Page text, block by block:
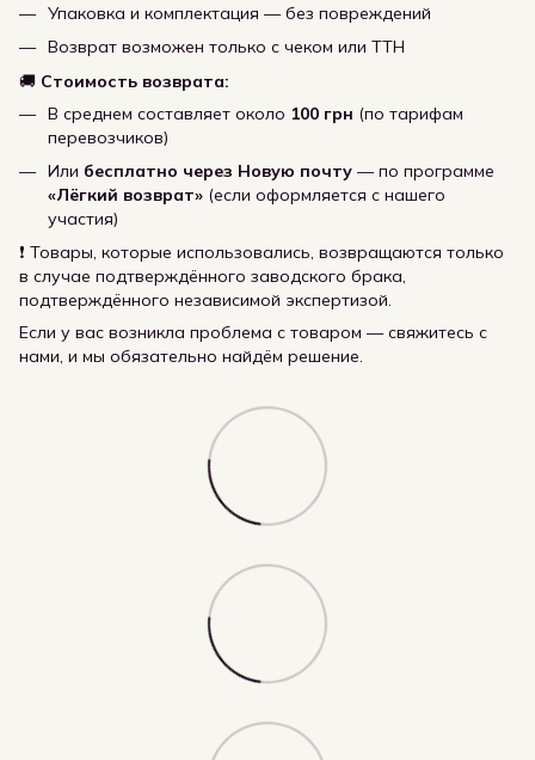
Упаковка и комплектация — без повреждений
Возврат возможен только с чеком или ТТН
🚚 Стоимость возврата:
В среднем составляет около 100 грн (по тарифам
перевозчиков)
Или бесплатно через Новую почту — по программе
«Лёгкий возврат» (если оформляется с нашего
участия)
❗ Товары, которые использовались, возвращаются только
в случае подтверждённого заводского брака,
подтверждённого независимой экспертизой.
Если у вас возникла проблема с товаром — свяжитесь с
нами, и мы обязательно найдём решение.